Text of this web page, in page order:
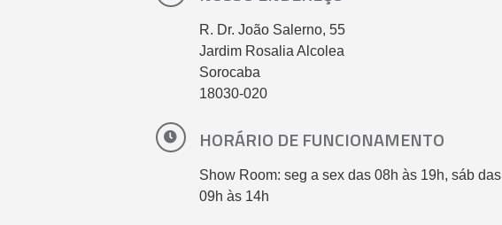
R. Dr. João Salerno, 55
Jardim Rosalia Alcolea
Sorocaba
18030-020
HORÁRIO DE FUNCIONAMENTO
Show Room: seg a sex das 08h às 19h, sáb das
09h às 14h